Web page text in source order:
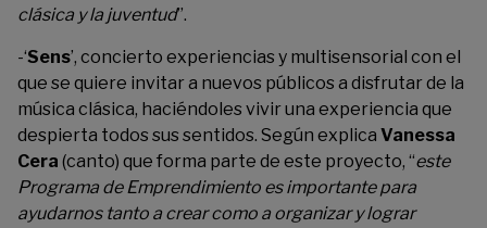
clásica y la juventud”.
-‘Sens’, concierto experiencias y multisensorial con el
que se quiere invitar a nuevos públicos a disfrutar de la
música clásica, haciéndoles vivir una experiencia que
despierta todos sus sentidos. Según explica Vanessa
Cera (canto) que forma parte de este proyecto, “este
Programa de Emprendimiento es importante para
ayudarnos tanto a crear como a organizar y lograr